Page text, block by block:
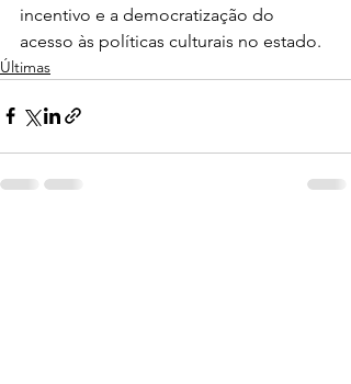
incentivo e a democratização do
acesso às políticas culturais no estado.
Últimas